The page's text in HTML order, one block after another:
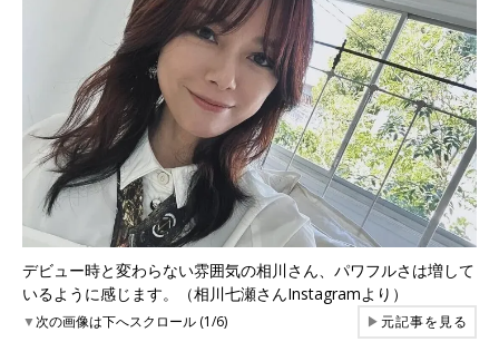
デビュー時と変わらない雰囲気の相川さん、パワフルさは増して
いるように感じます。（相川七瀬さんInstagramより）
▼次の画像は下へスクロール (1/6) ▶元記事を見る